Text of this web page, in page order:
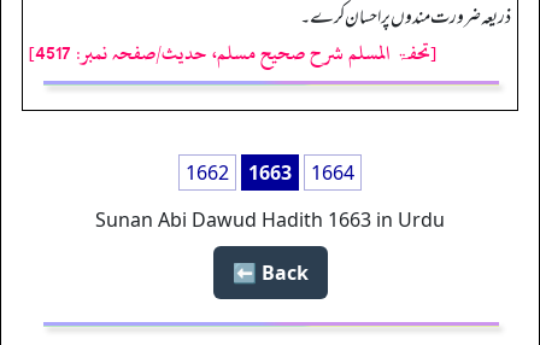
ذریعہ ضرورت مندوں پر احسان کرے۔
[تحفۃ المسلم شرح صحیح مسلم، حدیث/صفحہ نمبر: 4517]
1662 1663
1664
Sunan Abi Dawud Hadith 1663 in Urdu
Back ⬅️